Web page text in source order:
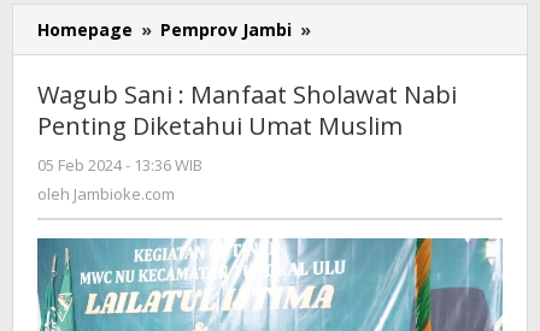
Homepage » Pemprov Jambi »
Sani
Manfaat
Sholawat
Muslim
Wagub Sani : Manfaat Sholawat Nabi
Penting Diketahui Umat Muslim
05 Feb 2024 - 13:36 WIB
oleh Jambioke.com